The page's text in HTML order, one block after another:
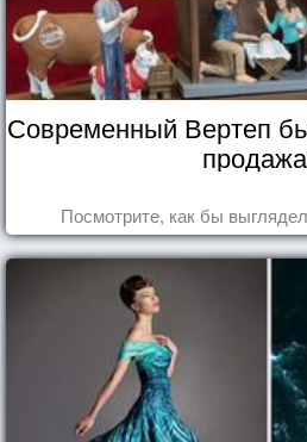
Современный Вертеп
Посмотрите, как бы